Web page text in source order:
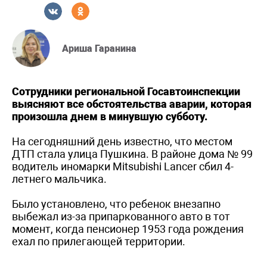
Ариша Гаранина
Сотрудники региональной Госавтоинспекции
выясняют все обстоятельства аварии, которая
произошла днем в минувшую субботу.
На сегодняшний день известно, что местом
ДТП стала улица Пушкина. В районе дома № 99
водитель иномарки Mitsubishi Lancer сбил 4-
летнего мальчика.
Было установлено, что ребенок внезапно
выбежал из-за припаркованного авто в тот
момент, когда пенсионер 1953 года рождения
ехал по прилегающей территории.